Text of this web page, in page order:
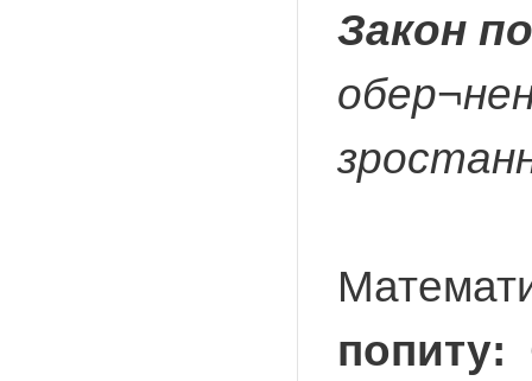
Закон
попиту: